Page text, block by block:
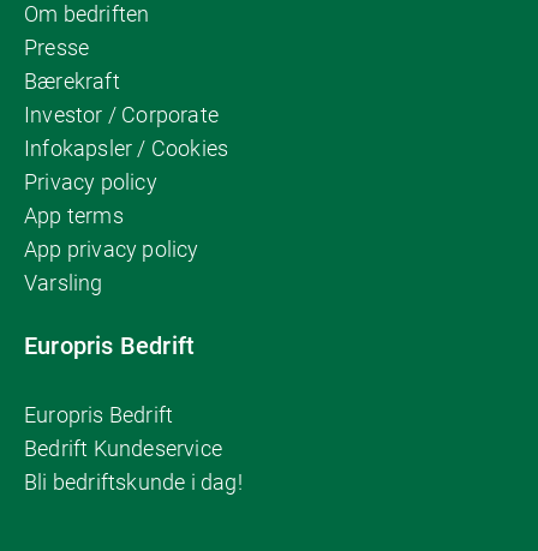
Om bedriften
Presse
Bærekraft
Investor / Corporate
Infokapsler / Cookies
Privacy policy
App terms
App privacy policy
Varsling
Europris Bedrift
Europris Bedrift
Bedrift Kundeservice
Bli bedriftskunde i dag!